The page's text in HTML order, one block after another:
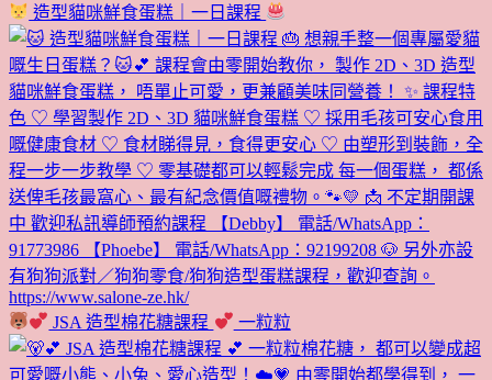
造型貓咪鮮食蛋糕｜一日課程
JSA 造型棉花糖課程 一粒粒